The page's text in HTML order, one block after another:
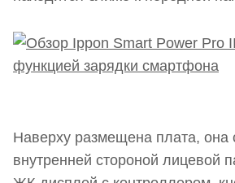
Наверху размещена плата, она
внутренней стороной лицевой